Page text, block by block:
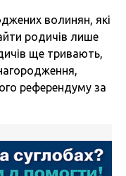
волинян, які
родичів лише
ще тривають,
референдуму за